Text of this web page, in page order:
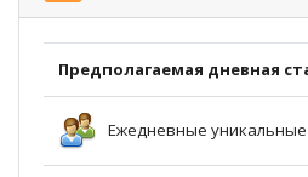
Предполагаемая дневная
Ежедневные уникальные